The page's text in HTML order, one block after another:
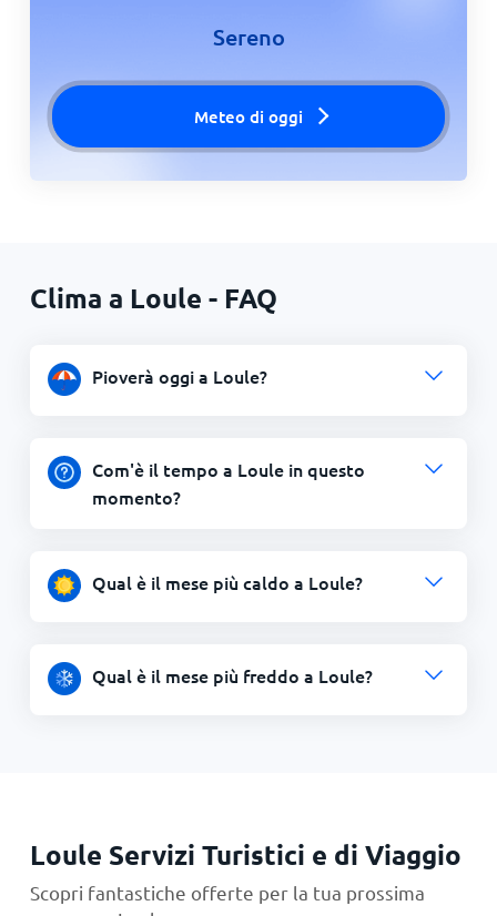
Sereno
Meteo di oggi
Clima a Loule - FAQ
Pioverà oggi a Loule?
Com'è il tempo a Loule in questo
momento?
Qual è il mese più caldo a Loule?
Qual è il mese più freddo a Loule?
Loule Servizi Turistici e di Viaggio
Scopri fantastiche offerte per la tua prossima